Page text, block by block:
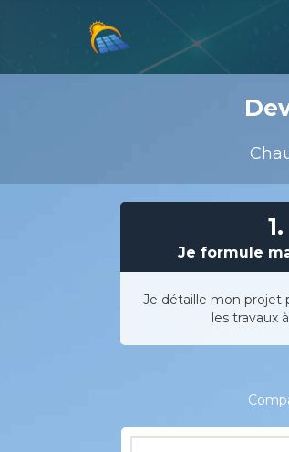
1.
Je formule
Je détaille mon projet
les travaux